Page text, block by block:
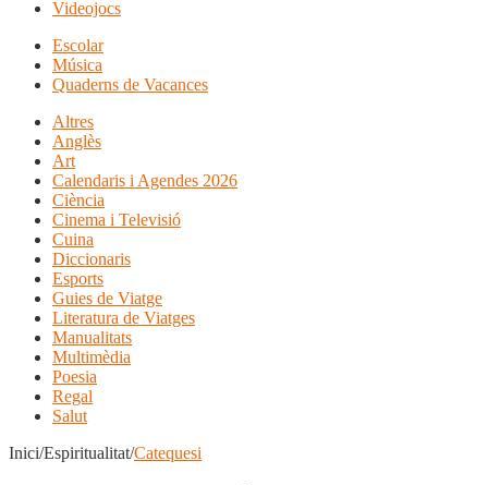
Videojocs
Escolar
Música
Quaderns de Vacances
Altres
Anglès
Art
Calendaris i Agendes 2026
Ciència
Cinema i Televisió
Cuina
Diccionaris
Esports
Guies de Viatge
Literatura de Viatges
Manualitats
Multimèdia
Poesia
Regal
Salut
Inici/Espiritualitat/Catequesi